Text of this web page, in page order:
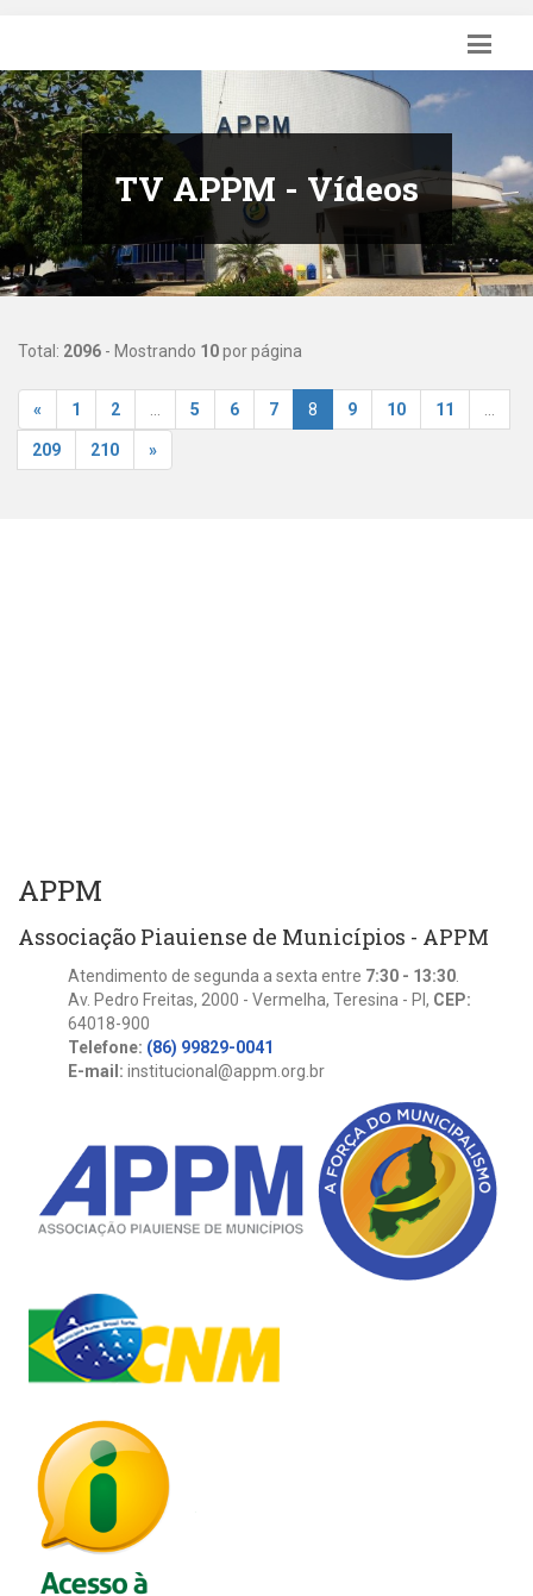
TV APPM - Vídeos
Total: 2096 - Mostrando 10por página
« 1 2 5 6 7 8 9 10 11
209 210 »
APPM
Associação Piauiense de Municípios - APPM
Atendimento de segunda a sexta entre 7:30 - 13:30
Av. Pedro Freitas, 2000 - Vermelha, Teresina - PI, CEP:
64018-900
Telefone: (86) 99829-0041
E-mail: institucional@appm.org.br